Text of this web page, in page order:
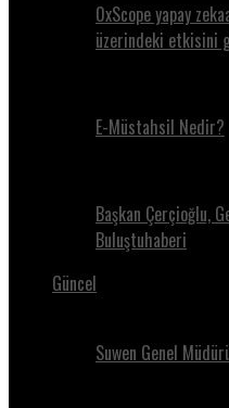
0xScope yapay
üzerindeki etkisini
E-Müstahsil Nedir?
Başkan Çerçioğlu,
Buluştuhaberi
Güncel
Suwen Genel